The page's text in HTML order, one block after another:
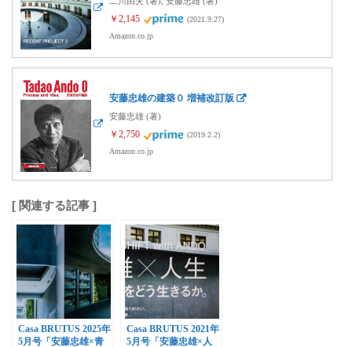
￥2,145
(2021.9.27)
Amazon.co.jp
安藤忠雄の建築０ 増補改訂版
安藤忠雄 (著)
￥2,750
(2019.2.2)
Amazon.co.jp
[ 関連する記事 ]
Casa BRUTUS 2025年
5月号「安藤忠雄×青
Casa BRUTUS 2021年
5月号「安藤忠雄×人